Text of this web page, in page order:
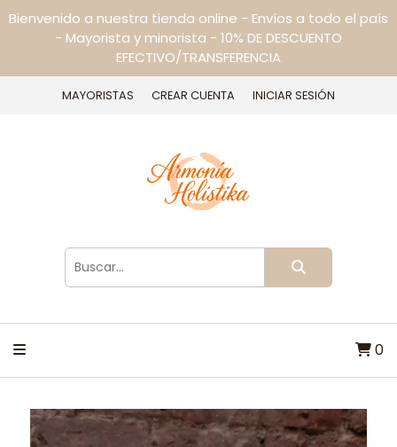
Bienvenido a nuestra tienda online - Envíos a todo el país
- Mayorista y minorista - 10% DE DESCUENTO
EFECTIVO/TRANSFERENCIA
MAYORISTAS CREAR CUENTA INICIAR SESIÓN
0